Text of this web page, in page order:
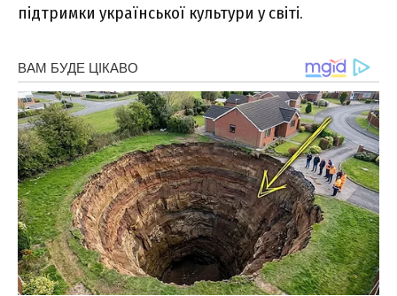
підтримки української культури у світі.